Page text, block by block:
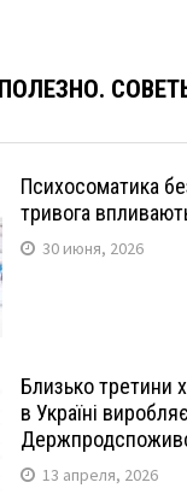
Психосоматика
тривога
30 июня, 2026
Близько третини
в Україні
13 апреля, 2026